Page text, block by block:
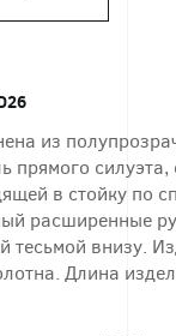
из
прямого силуэта,
в стойку по
расширенные
тесьмой внизу.
Длина